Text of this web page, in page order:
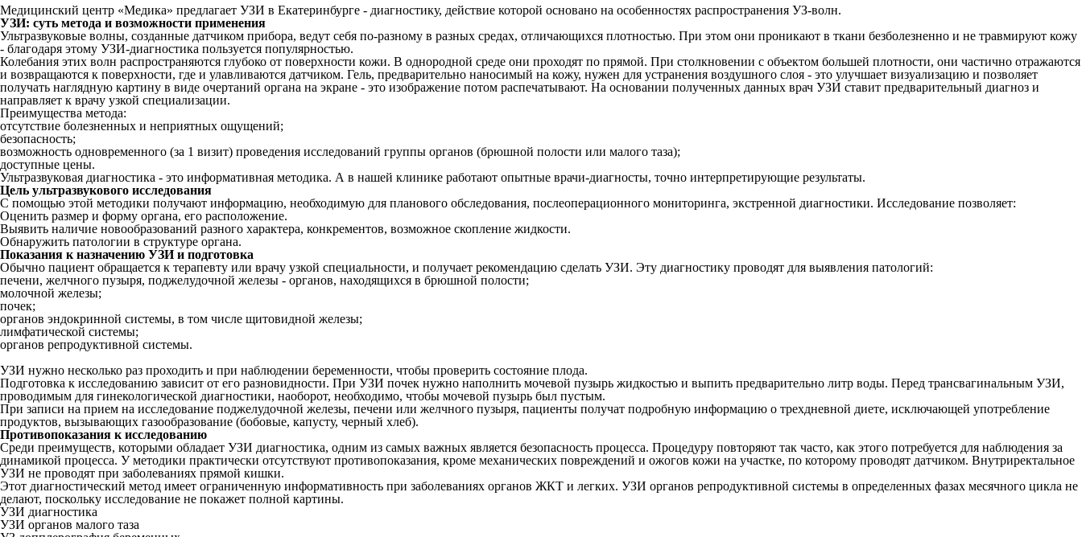
Медицинский центр «Медика» предлагает УЗИ в Екатеринбурге - диагностику, действие которой основано на особенностях распространения УЗ-волн.
УЗИ: суть метода и возможности применения
Ультразвуковые волны, созданные датчиком прибора, ведут себя по-разному в разных средах, отличающихся плотностью. При этом они проникают в ткани безболезненно и не травмируют кожу
- благодаря этому УЗИ-диагностика пользуется популярностью.
Колебания этих волн распространяются глубоко от поверхности кожи. В однородной среде они проходят по прямой. При столкновении с объектом большей плотности, они частично отражаются
и возвращаются к поверхности, где и улавливаются датчиком. Гель, предварительно наносимый на кожу, нужен для устранения воздушного слоя - это улучшает визуализацию и позволяет
получать наглядную картину в виде очертаний органа на экране - это изображение потом распечатывают. На основании полученных данных врач УЗИ ставит предварительный диагноз и
направляет к врачу узкой специализации.
Преимущества метода:
отсутствие болезненных и неприятных ощущений;
безопасность;
возможность одновременного (за 1 визит) проведения исследований группы органов (брюшной полости или малого таза);
доступные цены.
Ультразвуковая диагностика - это информативная методика. А в нашей клинике работают опытные врачи-диагносты, точно интерпретирующие результаты.
Цель ультразвукового исследования
С помощью этой методики получают информацию, необходимую для планового обследования, послеоперационного мониторинга, экстренной диагностики. Исследование позволяет:
Оценить размер и форму органа, его расположение.
Выявить наличие новообразований разного характера, конкрементов, возможное скопление жидкости.
Обнаружить патологии в структуре органа.
Показания к назначению УЗИ и подготовка
Обычно пациент обращается к терапевту или врачу узкой специальности, и получает рекомендацию сделать УЗИ. Эту диагностику проводят для выявления патологий:
печени, желчного пузыря, поджелудочной железы - органов, находящихся в брюшной полости;
молочной железы;
почек;
органов эндокринной системы, в том числе щитовидной железы;
лимфатической системы;
органов репродуктивной системы.
УЗИ нужно несколько раз проходить и при наблюдении беременности, чтобы проверить состояние плода.
Подготовка к исследованию зависит от его разновидности. При УЗИ почек нужно наполнить мочевой пузырь жидкостью и выпить предварительно литр воды. Перед трансвагинальным УЗИ,
проводимым для гинекологической диагностики, наоборот, необходимо, чтобы мочевой пузырь был пустым.
При записи на прием на исследование поджелудочной железы, печени или желчного пузыря, пациенты получат подробную информацию о трехдневной диете, исключающей употребление
продуктов, вызывающих газообразование (бобовые, капусту, черный хлеб).
Противопоказания к исследованию
Среди преимуществ, которыми обладает УЗИ диагностика, одним из самых важных является безопасность процесса. Процедуру повторяют так часто, как этого потребуется для наблюдения за
динамикой процесса. У методики практически отсутствуют противопоказания, кроме механических повреждений и ожогов кожи на участке, по которому проводят датчиком. Внутриректальное
УЗИ не проводят при заболеваниях прямой кишки.
Этот диагностический метод имеет ограниченную информативность при заболеваниях органов ЖКТ и легких. УЗИ органов репродуктивной системы в определенных фазах месячного цикла не
делают, поскольку исследование не покажет полной картины.
УЗИ диагностика
УЗИ органов малого таза